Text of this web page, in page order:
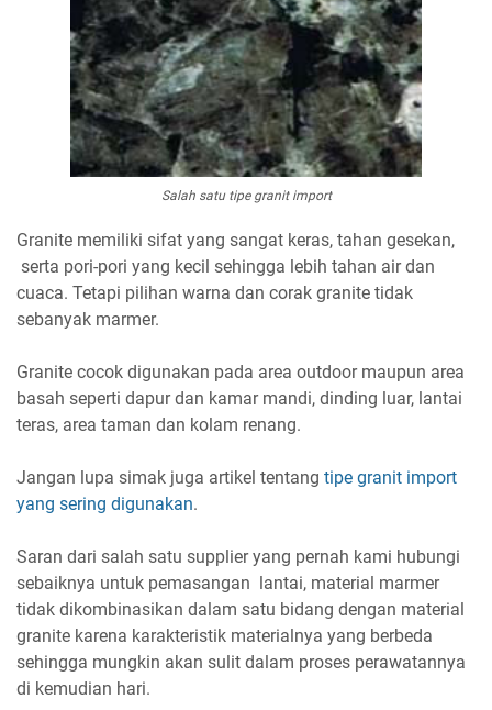
Salah satu tipe granit import
Granite memiliki sifat yang sangat keras, tahan gesekan,
serta pori-pori yang kecil sehingga lebih tahan air dan
cuaca. Tetapi pilihan warna dan corak granite tidak
sebanyak marmer.
Granite cocok digunakan pada area outdoor maupun area
basah seperti dapur dan kamar mandi, dinding luar, lantai
teras, area taman dan kolam renang.
Jangan lupa simak juga artikel tentang tipe granit import
yang sering digunakan.
Saran dari salah satu supplier yang pernah kami hubungi
sebaiknya untuk pemasangan lantai, material marmer
tidak dikombinasikan dalam satu bidang dengan material
granite karena karakteristik materialnya yang berbeda
sehingga mungkin akan sulit dalam proses perawatannya
di kemudian hari.